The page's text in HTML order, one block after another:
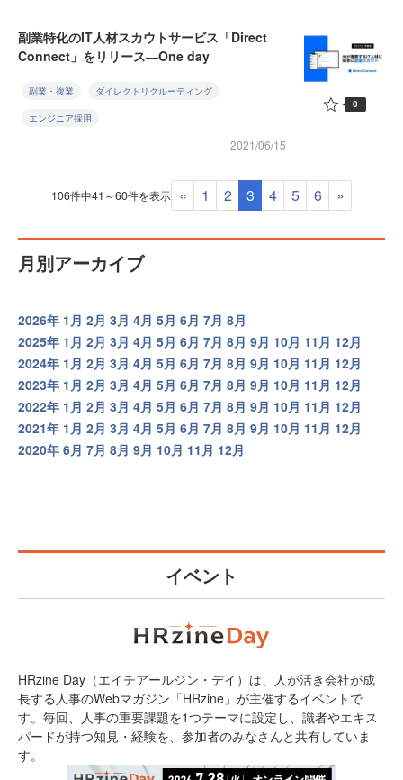
副業特化のIT人材スカウトサービス「Direct
Connect」をリリース―One day
副業・複業 ダイレクトリクルーティング
エンジニア採用
2021/06/15
0
106件中41～60件を表示 « 1 2 3 4 5 6 »
月別アーカイブ
2026年 1月 2月 3月 4月 5月 6月 7月 8月
2025年 1月 2月 3月 4月 5月 6月 7月 8月 9月 10月 11月 12月
2024年 1月 2月 3月 4月 5月 6月 7月 8月 9月 10月 11月 12月
2023年 1月 2月 3月 4月 5月 6月 7月 8月 9月 10月 11月 12月
2022年 1月 2月 3月 4月 5月 6月 7月 8月 9月 10月 11月 12月
2021年 1月 2月 3月 4月 5月 6月 7月 8月 9月 10月 11月 12月
2020年 6月 7月 8月 9月 10月 11月 12月
イベント
HRzine Day（エイチアールジン・デイ）は、人が活き会社が成
長する人事のWebマガジン「HRzine」が主催するイベントで
す。毎回、人事の重要課題を1つテーマに設定し、識者やエキス
パードが持つ知見・経験を、参加者のみなさんと共有していま
す。